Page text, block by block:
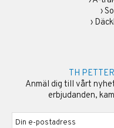
›
›
TH
Anmäl dig till vårt
erbjudanden,